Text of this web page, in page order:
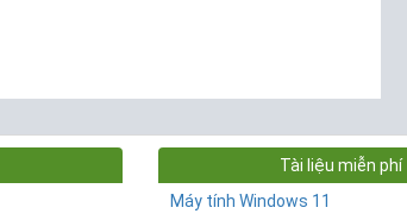
Tài liệu miễn phí
Máy tính Windows 11